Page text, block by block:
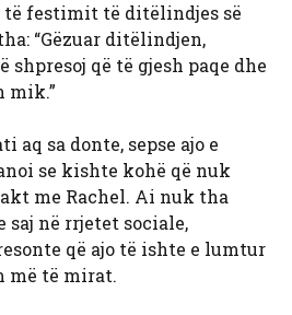
festimit të ditëlindjes së
“Gëzuar ditëlindjen,
shpresoj që të gjesh paqe dhe
mik.”
aq sa donte, sepse ajo e
se kishte kohë që nuk
me Rachel. Ai nuk tha
saj në rrjetet sociale,
që ajo të ishte e lumtur
më të mirat.